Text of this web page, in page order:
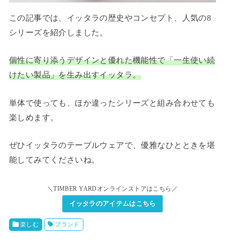
この記事では、イッタラの歴史やコンセプト、人気の8
シリーズを紹介しました。
個性に寄り添うデザインと優れた機能性で「一生使い続
けたい製品」を生み出すイッタラ。
単体で使っても、ほか違ったシリーズと組み合わせても
楽しめます。
ぜひイッタラのテーブルウェアで、優雅なひとときを堪
能してみてくださいね。
＼TIMBER YARDオンラインストアはこちら／
イッタラのアイテムはこちら
楽しむ ブランド